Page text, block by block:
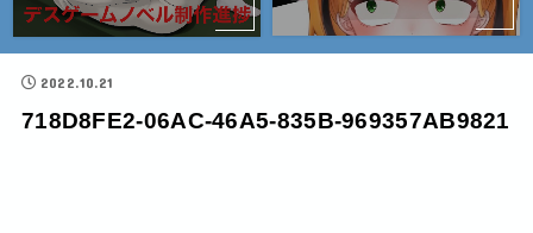
2022.10.21
718D8FE2-06AC-46A5-835B-969357AB9821